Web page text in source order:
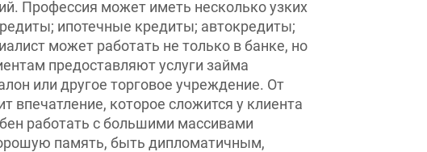
ипотечные кредиты; автокредиты;
может работать не только в банке, но
предоставляют услуги займа
или другое торговое учреждение. От
которое сложится у клиента
работать с большими массивами
память, быть дипломатичным,